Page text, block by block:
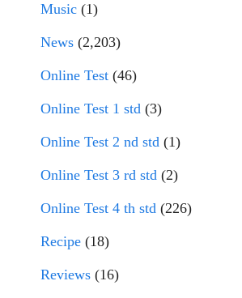
Music (1)
News (2,203)
Online Test (46)
Online Test 1 std (3)
Online Test 2 nd std (1)
Online Test 3 rd std (2)
Online Test 4 th std (226)
Recipe (18)
Reviews (16)